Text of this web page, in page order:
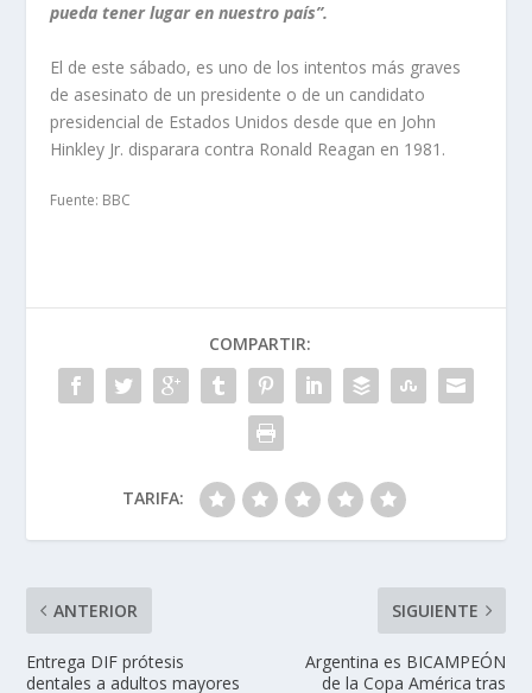
pueda tener lugar en nuestro país”.
El de este sábado, es uno de los intentos más graves
de asesinato de un presidente o de un candidato
presidencial de Estados Unidos desde que en John
Hinkley Jr. disparara contra Ronald Reagan en 1981.
Fuente: BBC
COMPARTIR:
TARIFA:
ANTERIOR
Entrega DIF prótesis
dentales a adultos mayores
SIGUIENTE
Argentina es BICAMPEÓN
de la Copa América tras